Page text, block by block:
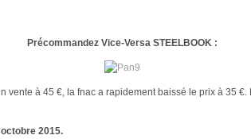
Précommandez Vice-Versa STEELBOOK :
vente à 45 €, la fnac a rapidement baissé le prix à 35
2015.